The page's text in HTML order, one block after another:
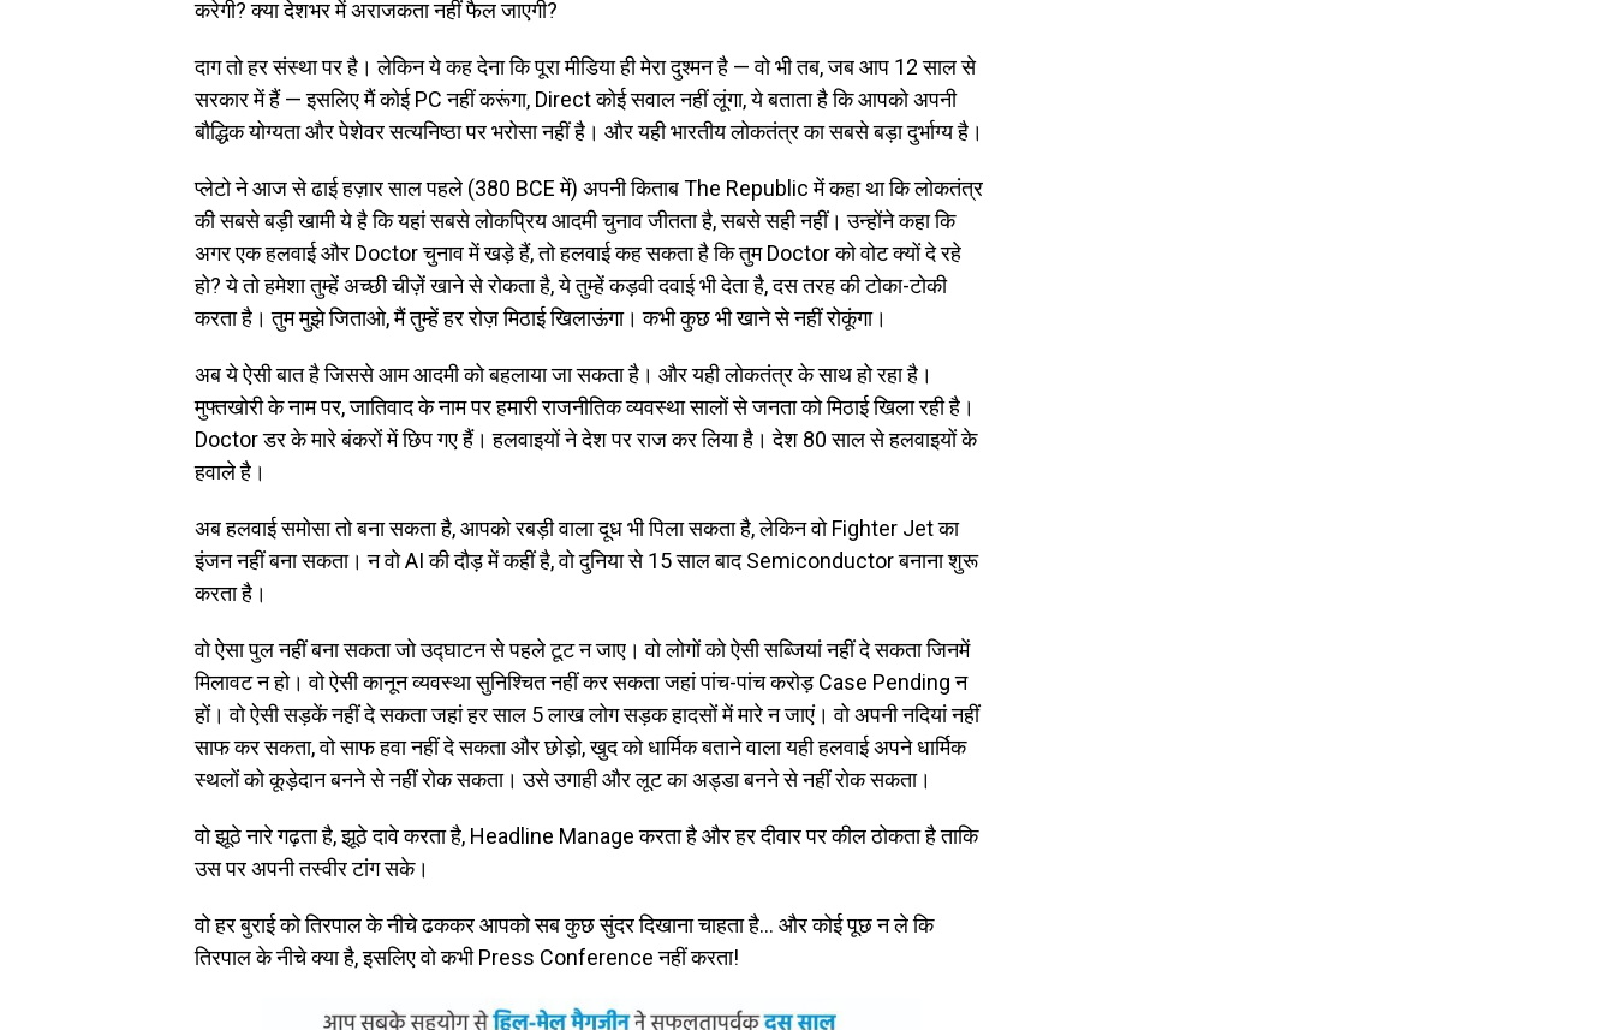
करेगी? क्या देशभर में अराजकता नहीं फैल जाएगी?
दाग तो हर संस्था पर है। लेकिन ये कह देना कि पूरा मीडिया ही मेरा दुश्मन है — वो भी तब, जब आप 12 साल से
सरकार में हैं — इसलिए मैं कोई PC नहीं करूंगा, Direct कोई सवाल नहीं लूंगा, ये बताता है कि आपको अपनी
बौद्धिक योग्यता और पेशेवर सत्यनिष्ठा पर भरोसा नहीं है। और यही भारतीय लोकतंत्र का सबसे बड़ा दुर्भाग्य है।
प्लेटो ने आज से ढाई हज़ार साल पहले (380 BCE में) अपनी किताब The Republic में कहा था कि लोकतंत्र
की सबसे बड़ी खामी ये है कि यहां सबसे लोकप्रिय आदमी चुनाव जीतता है, सबसे सही नहीं। उन्होंने कहा कि
अगर एक हलवाई और Doctor चुनाव में खड़े हैं, तो हलवाई कह सकता है कि तुम Doctor को वोट क्यों दे रहे
हो? ये तो हमेशा तुम्हें अच्छी चीज़ें खाने से रोकता है, ये तुम्हें कड़वी दवाई भी देता है, दस तरह की टोका-टोकी
करता है। तुम मुझे जिताओ, मैं तुम्हें हर रोज़ मिठाई खिलाऊंगा। कभी कुछ भी खाने से नहीं रोकूंगा।
अब ये ऐसी बात है जिससे आम आदमी को बहलाया जा सकता है। और यही लोकतंत्र के साथ हो रहा है।
मुफ्तखोरी के नाम पर, जातिवाद के नाम पर हमारी राजनीतिक व्यवस्था सालों से जनता को मिठाई खिला रही है।
Doctor डर के मारे बंकरों में छिप गए हैं। हलवाइयों ने देश पर राज कर लिया है। देश 80 साल से हलवाइयों के
हवाले है।
अब हलवाई समोसा तो बना सकता है, आपको रबड़ी वाला दूध भी पिला सकता है, लेकिन वो Fighter Jet का
इंजन नहीं बना सकता। न वो AI की दौड़ में कहीं है, वो दुनिया से 15 साल बाद Semiconductor बनाना शुरू
करता है।
वो ऐसा पुल नहीं बना सकता जो उद्घाटन से पहले टूट न जाए। वो लोगों को ऐसी सब्जियां नहीं दे सकता जिनमें
मिलावट न हो। वो ऐसी कानून व्यवस्था सुनिश्चित नहीं कर सकता जहां पांच-पांच करोड़ Case Pending न
हों। वो ऐसी सड़कें नहीं दे सकता जहां हर साल 5 लाख लोग सड़क हादसों में मारे न जाएं। वो अपनी नदियां नहीं
साफ कर सकता, वो साफ हवा नहीं दे सकता और छोड़ो, खुद को धार्मिक बताने वाला यही हलवाई अपने धार्मिक
स्थलों को कूड़ेदान बनने से नहीं रोक सकता। उसे उगाही और लूट का अड्डा बनने से नहीं रोक सकता।
वो झूठे नारे गढ़ता है, झूठे दावे करता है, Headline Manage करता है और हर दीवार पर कील ठोकता है ताकि
उस पर अपनी तस्वीर टांग सके।
वो हर बुराई को तिरपाल के नीचे ढककर आपको सब कुछ सुंदर दिखाना चाहता है… और कोई पूछ न ले कि
तिरपाल के नीचे क्या है, इसलिए वो कभी Press Conference नहीं करता!